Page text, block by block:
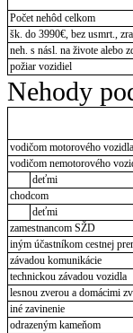
Počet nehôd celkom
šk. do 3990€, bez usmrt.,
neh. s násl. na živote alebo
požiar vozidiel
Nehody
vodičom motorového vozidla
vodičom nemotorového
deťmi
chodcom
deťmi
zamestnancom SŽD
iným účastníkom cestnej
závadou komunikácie
technickou závadou vozidla
lesnou zverou a domácimi
iné zavinenie
odrazeným kameňom